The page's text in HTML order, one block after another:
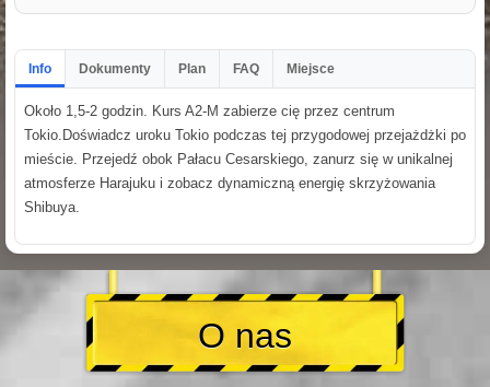
Info Dokumenty Plan FAQ Miejsce
Około 1,5-2 godzin. Kurs A2-M zabierze cię przez centrum
Tokio.Doświadcz uroku Tokio podczas tej przygodowej przejażdżki po
mieście. Przejedź obok Pałacu Cesarskiego, zanurz się w unikalnej
atmosferze Harajuku i zobacz dynamiczną energię skrzyżowania
Shibuya.
O nas